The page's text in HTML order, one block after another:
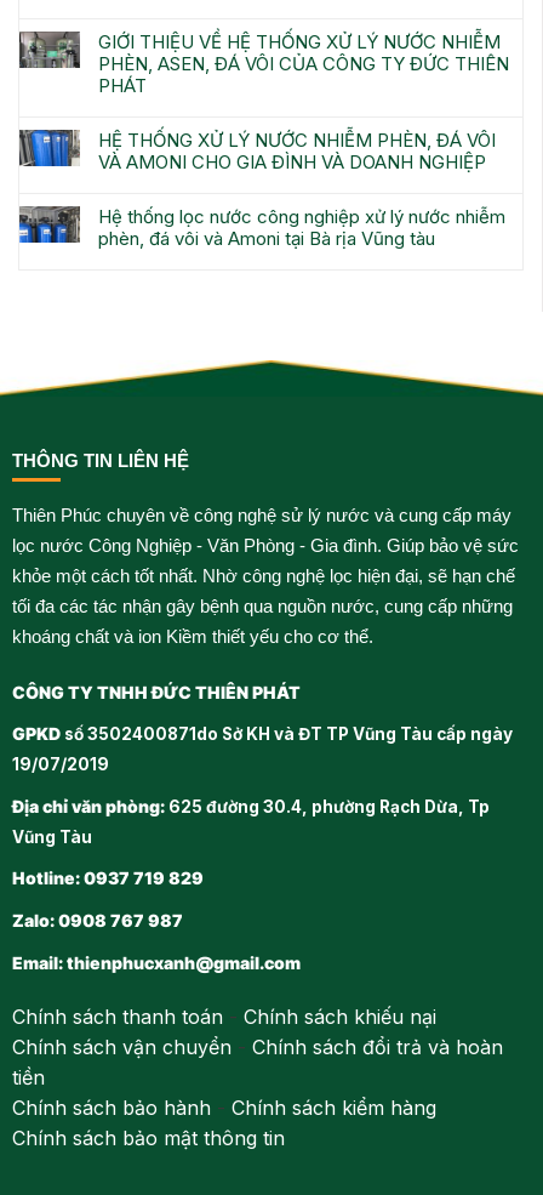
GIỚI THIỆU VỀ HỆ THỐNG XỬ LÝ NƯỚC NHIỄM
PHÈN, ASEN, ĐÁ VÔI CỦA CÔNG TY ĐỨC THIÊN
PHÁT
HỆ THỐNG XỬ LÝ NƯỚC NHIỄM PHÈN, ĐÁ VÔI
VÀ AMONI CHO GIA ĐÌNH VÀ DOANH NGHIỆP
Hệ thống lọc nước công nghiệp xử lý nước nhiễm
phèn, đá vôi và Amoni tại Bà rịa Vũng tàu
THÔNG TIN LIÊN HỆ
Thiên Phúc chuyên về công nghệ sử lý nước và cung cấp máy
lọc nước Công Nghiệp - Văn Phòng - Gia đình. Giúp bảo vệ sức
khỏe một cách tốt nhất. Nhờ công nghệ lọc hiện đại, sẽ hạn chế
tối đa các tác nhận gây bệnh qua nguồn nước, cung cấp những
khoáng chất và ion Kiềm thiết yếu cho cơ thể.
CÔNG TY TNHH ĐỨC THIÊN PHÁT
GPKDsố 3502400871do Sở KH và ĐT TP Vũng Tàu cấp ngày
19/07/2019
Địa chỉ văn phòng:625 đường 30.4, phường Rạch Dừa, Tp
Vũng Tàu
Hotline: 0937 719 829
Zalo: 0908 767 987
Email:thienphucxanh@gmail.com
Chính sách thanh toán- Chính sách khiếu nại
Chính sách vận chuyển- Chính sách đổi trả và hoàn
tiền
Chính sách bảo hành- Chính sách kiểm hàng
Chính sách bảo mật thông tin